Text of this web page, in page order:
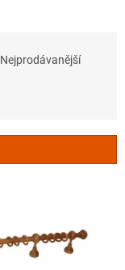
Nejprodávanější